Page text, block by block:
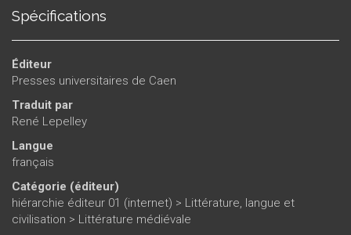
Spécifications
Éditeur
Presses universitaires de Caen
Traduit par
René Lepelley
Langue
français
Catégorie (éditeur)
hiérarchie éditeur 01 (internet) > Littérature, langue et
civilisation > Littérature médiévale